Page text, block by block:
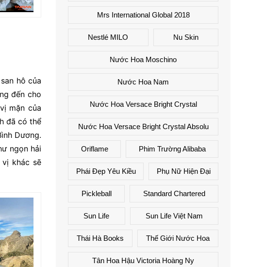
hô của
đến cho
mặn của
đã có thể
Dương.
ngọn hải
khác sẽ
Mrs International Global 2018
Nestlé MILO Nu Skin
Nước Hoa Moschino
Nước Hoa Nam
Nước Hoa Versace Bright Crystal
Nước Hoa Versace Bright Crystal Absolu
Oriflame Phim Trường Alibaba
Phái Đẹp Yêu Kiều Phụ Nữ Hiện Đại
Pickleball Standard Chartered
Sun Life Sun Life Việt Nam
Thái Hà Books Thế Giới Nước Hoa
Tân Hoa Hậu Victoria Hoàng Ny